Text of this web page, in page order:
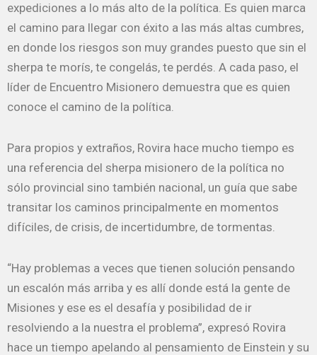
expediciones a lo más alto de la política. Es quien marca
el camino para llegar con éxito a las más altas cumbres,
en donde los riesgos son muy grandes puesto que sin el
sherpa te morís, te congelás, te perdés. A cada paso, el
líder de Encuentro Misionero demuestra que es quien
conoce el camino de la política.
Para propios y extraños, Rovira hace mucho tiempo es
una referencia del sherpa misionero de la política no
sólo provincial sino también nacional, un guía que sabe
transitar los caminos principalmente en momentos
difíciles, de crisis, de incertidumbre, de tormentas.
“Hay problemas a veces que tienen solución pensando
un escalón más arriba y es allí donde está la gente de
Misiones y ese es el desafía y posibilidad de ir
resolviendo a la nuestra el problema”, expresó Rovira
hace un tiempo apelando al pensamiento de Einstein y su